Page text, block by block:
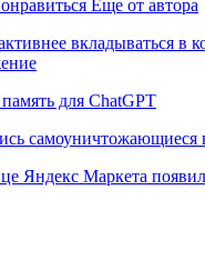
Еще от автора
вкладываться в
для ChatGPT
самоуничтожающиеся
Яндекс Маркета